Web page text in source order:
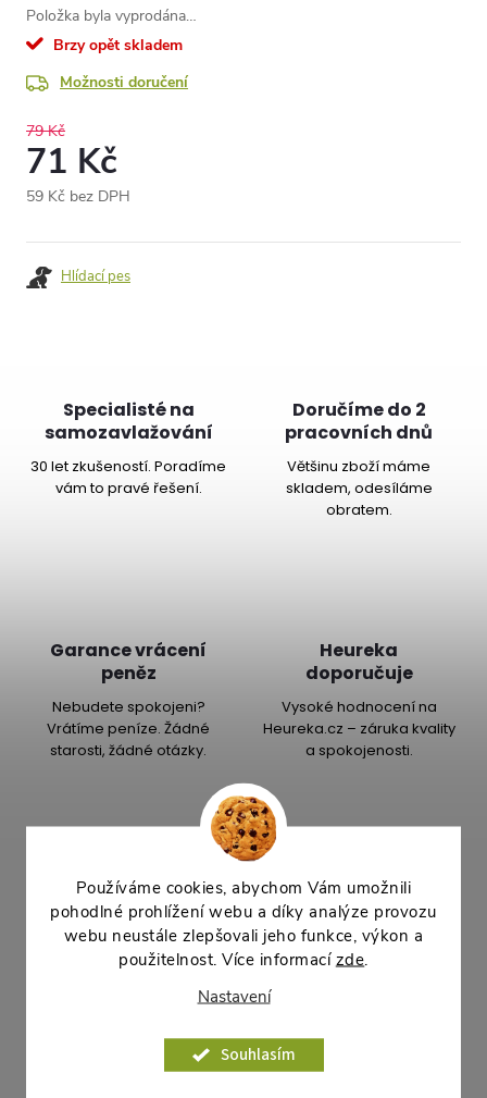
Používáme cookies, abychom Vám umožnili
pohodlné prohlížení webu a díky analýze provozu
webu neustále zlepšovali jeho funkce, výkon a
použitelnost. Více informací zde.
Nastavení
Souhlasím
Položka byla vyprodána…
Brzy opět skladem
Možnosti doručení
79 Kč
71 Kč
59 Kč bez DPH
cena:
Hlídací pes
Specialisté na
samozavlažování
30 let zkušeností. Poradíme
vám to pravé řešení.
Doručíme do 2
pracovních dnů
Většinu zboží máme
skladem, odesíláme
obratem.
Garance vrácení
peněz
Nebudete spokojeni?
Vrátíme peníze. Žádné
starosti, žádné otázky.
Heureka
doporučuje
Vysoké hodnocení na
Heureka.cz – záruka kvality
a spokojenosti.
Detailní popis produktu
Zavlažovací knoty do samozavlažovacích truhlíků LEBIŠ
Balení obsahuje 5 ks knotů, délka 24,5 cm.